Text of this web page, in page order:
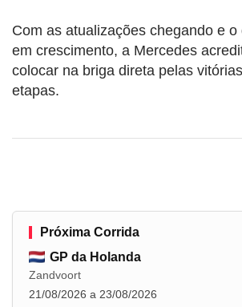
Com as atualizações chegando e o
em crescimento, a Mercedes
colocar na briga direta pelas
etapas.
Próxima Corrida
GP da Holanda
Zandvoort
21/08/2026 a 23/08/2026